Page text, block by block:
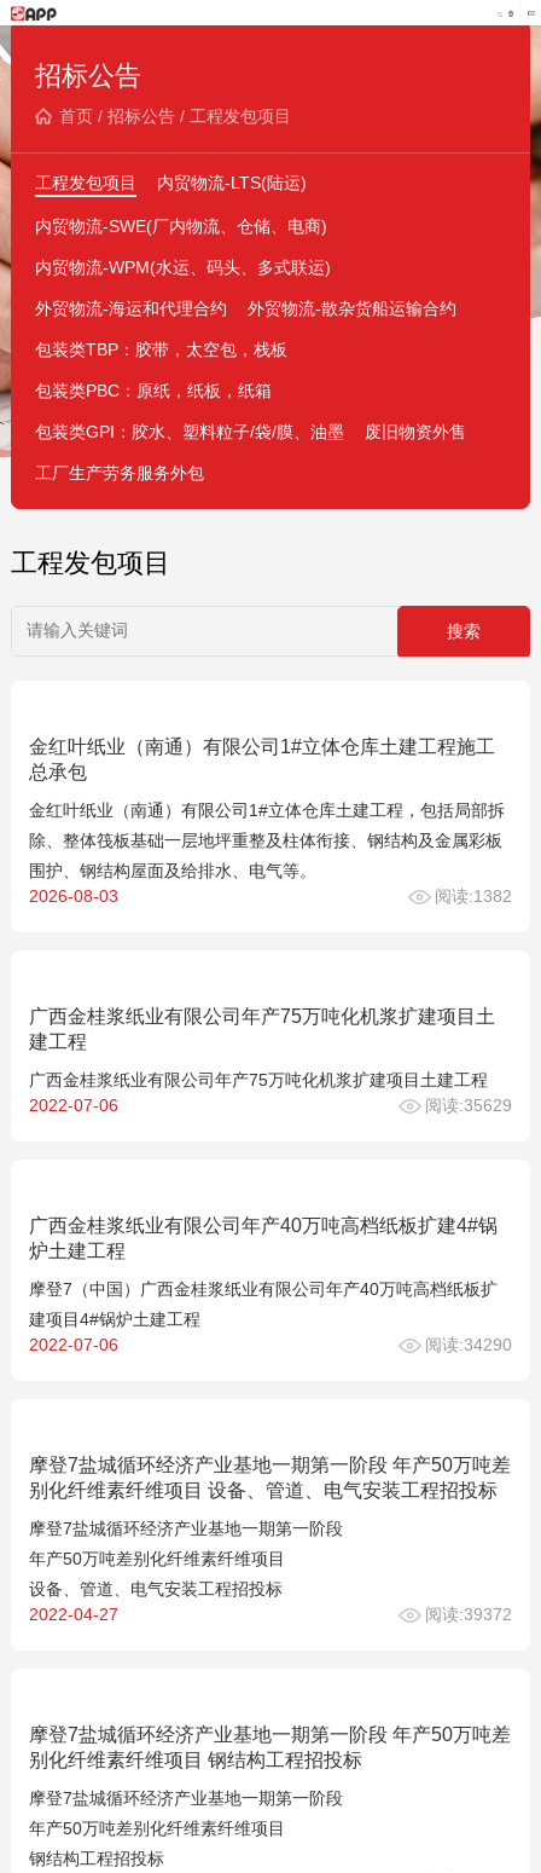
招标公告
首页/ 招标公告/ 工程发包项目
工程发包项目 内贸物流-LTS(陆运)
内贸物流-SWE(厂内物流、仓储、电商)
内贸物流-WPM(水运、码头、多式联运)
外贸物流-海运和代理合约 外贸物流-散杂货船运输合约
包装类TBP：胶带，太空包，栈板
包装类PBC：原纸，纸板，纸箱
包装类GPI：胶水、塑料粒子/袋/膜、油墨 废旧物资外售
工厂生产劳务服务外包
工程发包项目
金红叶纸业（南通）有限公司1#立体仓库土建工程施工
总承包
金红叶纸业（南通）有限公司1#立体仓库土建工程，包括局部拆
除、整体筏板基础一层地坪重整及柱体衔接、钢结构及金属彩板
围护、钢结构屋面及给排水、电气等。
2026-08-03
阅读:1382
广西金桂浆纸业有限公司年产75万吨化机浆扩建项目土
建工程
广西金桂浆纸业有限公司年产75万吨化机浆扩建项目土建工程
2022-07-06
阅读:35629
广西金桂浆纸业有限公司年产40万吨高档纸板扩建4#锅
炉土建工程
摩登7（中国）广西金桂浆纸业有限公司年产40万吨高档纸板扩
建项目4#锅炉土建工程
2022-07-06
阅读:34290
摩登7盐城循环经济产业基地一期第一阶段 年产50万吨差
别化纤维素纤维项目 设备、管道、电气安装工程招投标
摩登7盐城循环经济产业基地一期第一阶段
年产50万吨差别化纤维素纤维项目
设备、管道、电气安装工程招投标
2022-04-27
阅读:39372
摩登7盐城循环经济产业基地一期第一阶段 年产50万吨差
别化纤维素纤维项目 钢结构工程招投标
摩登7盐城循环经济产业基地一期第一阶段
年产50万吨差别化纤维素纤维项目
钢结构工程招投标